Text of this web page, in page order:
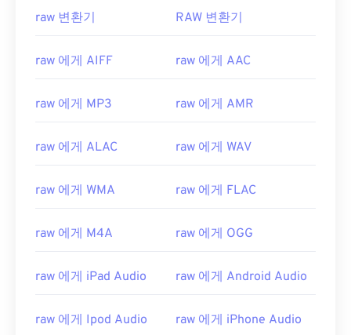
raw 변환기 RAW 변환기
raw 에게 AIFF raw 에게 AAC
raw 에게 MP3 raw 에게 AMR
raw 에게 ALAC raw 에게 WAV
raw 에게 WMA raw 에게 FLAC
raw 에게 M4A raw 에게 OGG
raw 에게 iPad Audio raw 에게 Android Audio
raw 에게 Ipod Audio raw 에게 iPhone Audio